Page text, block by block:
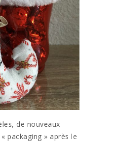
de nouveaux
packaging » après le